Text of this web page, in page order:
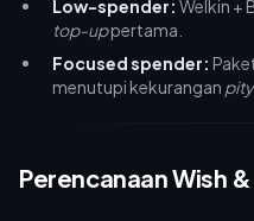
Low-spender: Welkin +
top-uppertama.
Focused spender:
menutupi kekurangan pity
Perencanaan Wish